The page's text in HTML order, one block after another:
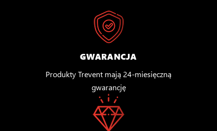
GWARANCJA
Produkty Trevent mają 24-miesięczną
gwarancję